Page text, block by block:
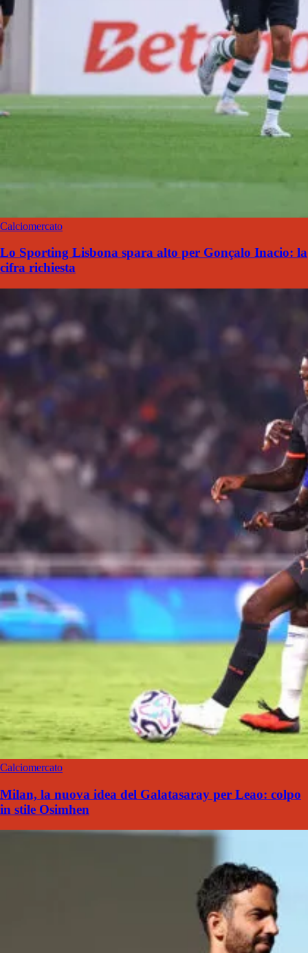
Calciomercato
Lo Sporting Lisbona spara alto per Gonçalo Inacio: la
cifra richiesta
Calciomercato
Milan, la nuova idea del Galatasaray per Leao: colpo
in stile Osimhen